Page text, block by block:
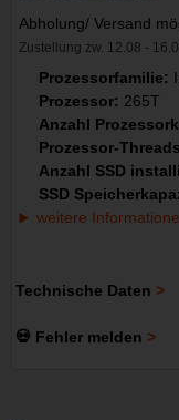
Abholung/ Versand
Zustellung zw. 12.08 -
Prozessorfamilie:
Prozessor: 265T
Anzahl
Prozessor-
Anzahl SSD
SSD
weitere
Technische Daten
💀 Fehler melden